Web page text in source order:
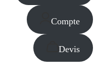
Compte
Devis